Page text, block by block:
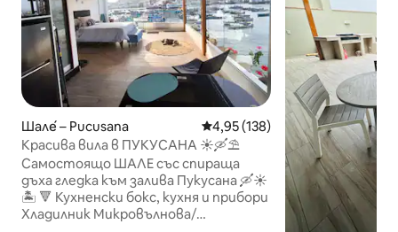
Шале́ – Pucusana Средна оценка: 4,95 от 5,
4,95 (138)
Красива вила в ПУКУСАНА ☀️🛶⛱
Самостоящо ШАЛЕ със спираща
дъха гледка към залива Пукусана 🛶☀️
🏝 🔻 Кухненски бокс, кухня и прибори
Хладилник Микровълнова/